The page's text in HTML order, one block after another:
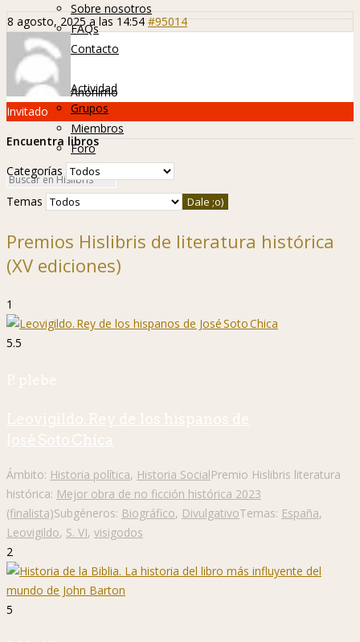
Sobre nosotros
FAQs
Contacto
Hislibreños
Actividad
Grupos
Miembros
Foro
8 agosto, 2025 a las 14:54 #95014
Anónimo
Invitado
Encuentra libros
Categorías
Temas
Premios Hislibris de literatura histórica
(XV ediciones)
1
5.5
P. plebe
Leovigildo. Rey de los hispanos de
José Soto Chica
Ámbito: Historia política, Historia SocialPremio Hislibris literatura
histórica: Mejor obra de no ficción histórica 2023
(finalista)Subgéneros: Biográfico, DivulgativoTemas: España,
Leovigildo, S. VI, visigodos
2
5